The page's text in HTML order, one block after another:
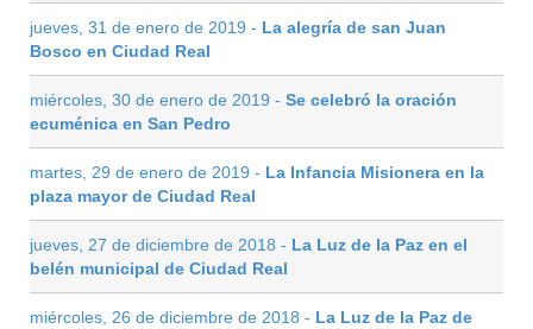
jueves, 31 de enero de 2019 - La alegría de san Juan
Bosco en Ciudad Real
miércoles, 30 de enero de 2019 - Se celebró la oración
ecuménica en San Pedro
martes, 29 de enero de 2019 - La Infancia Misionera en la
plaza mayor de Ciudad Real
jueves, 27 de diciembre de 2018 - La Luz de la Paz en el
belén municipal de Ciudad Real
miércoles, 26 de diciembre de 2018 - La Luz de la Paz de